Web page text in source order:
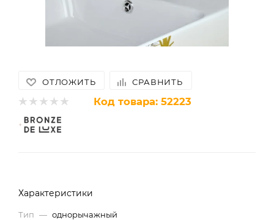
ОТЛОЖИТЬ СРАВНИТЬ
Код товара: 52223
Характеристики
Тип — однорычажный